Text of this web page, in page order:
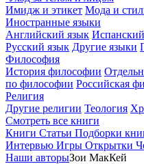
Имидж и этикет Мода и
Иностранные языки
Английский язык
Русский язык Другие языки
Философия
История философии
по философии Российская
Религия
Другие религии Теология
Смотреть все книги
Книги Статьи Подборки
Интервью Игры Открытки
Наши авторыЗои МакКей